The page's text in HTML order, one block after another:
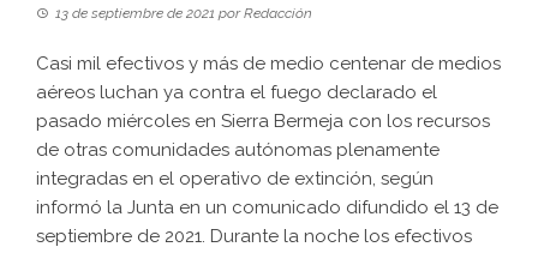
13 de septiembre de 2021 porRedacción
Casi mil efectivos y más de medio centenar de medios
aéreos luchan ya contra el fuego declarado el
pasado miércoles en Sierra Bermeja con los recursos
de otras comunidades autónomas plenamente
integradas en el operativo de extinción, según
informó la Junta en un comunicado difundido el 13 de
septiembre de 2021. Durante la noche los efectivos